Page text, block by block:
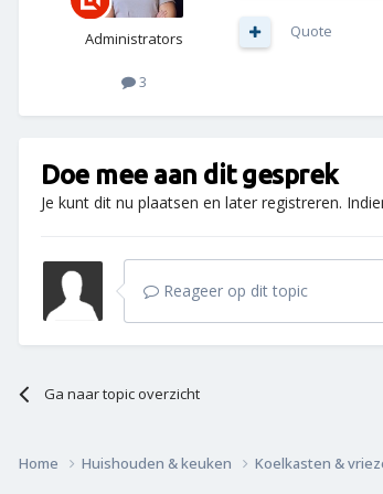
Administrators
3
Quote
Doe mee aan dit gesprek
Je kunt dit nu plaatsen en later registreren.
Reageer op dit topic
Ga naar topic overzicht
Home Huishouden & keuken Koelkasten &